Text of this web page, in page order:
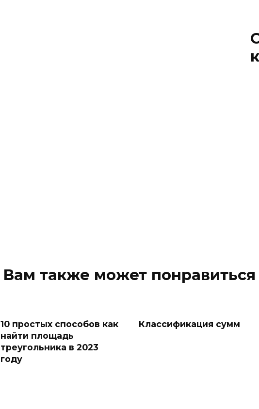
Вам также может понравиться
10 простых способов как
найти площадь
треугольника в 2023
году
Классификация сумм